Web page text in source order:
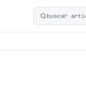
buscar